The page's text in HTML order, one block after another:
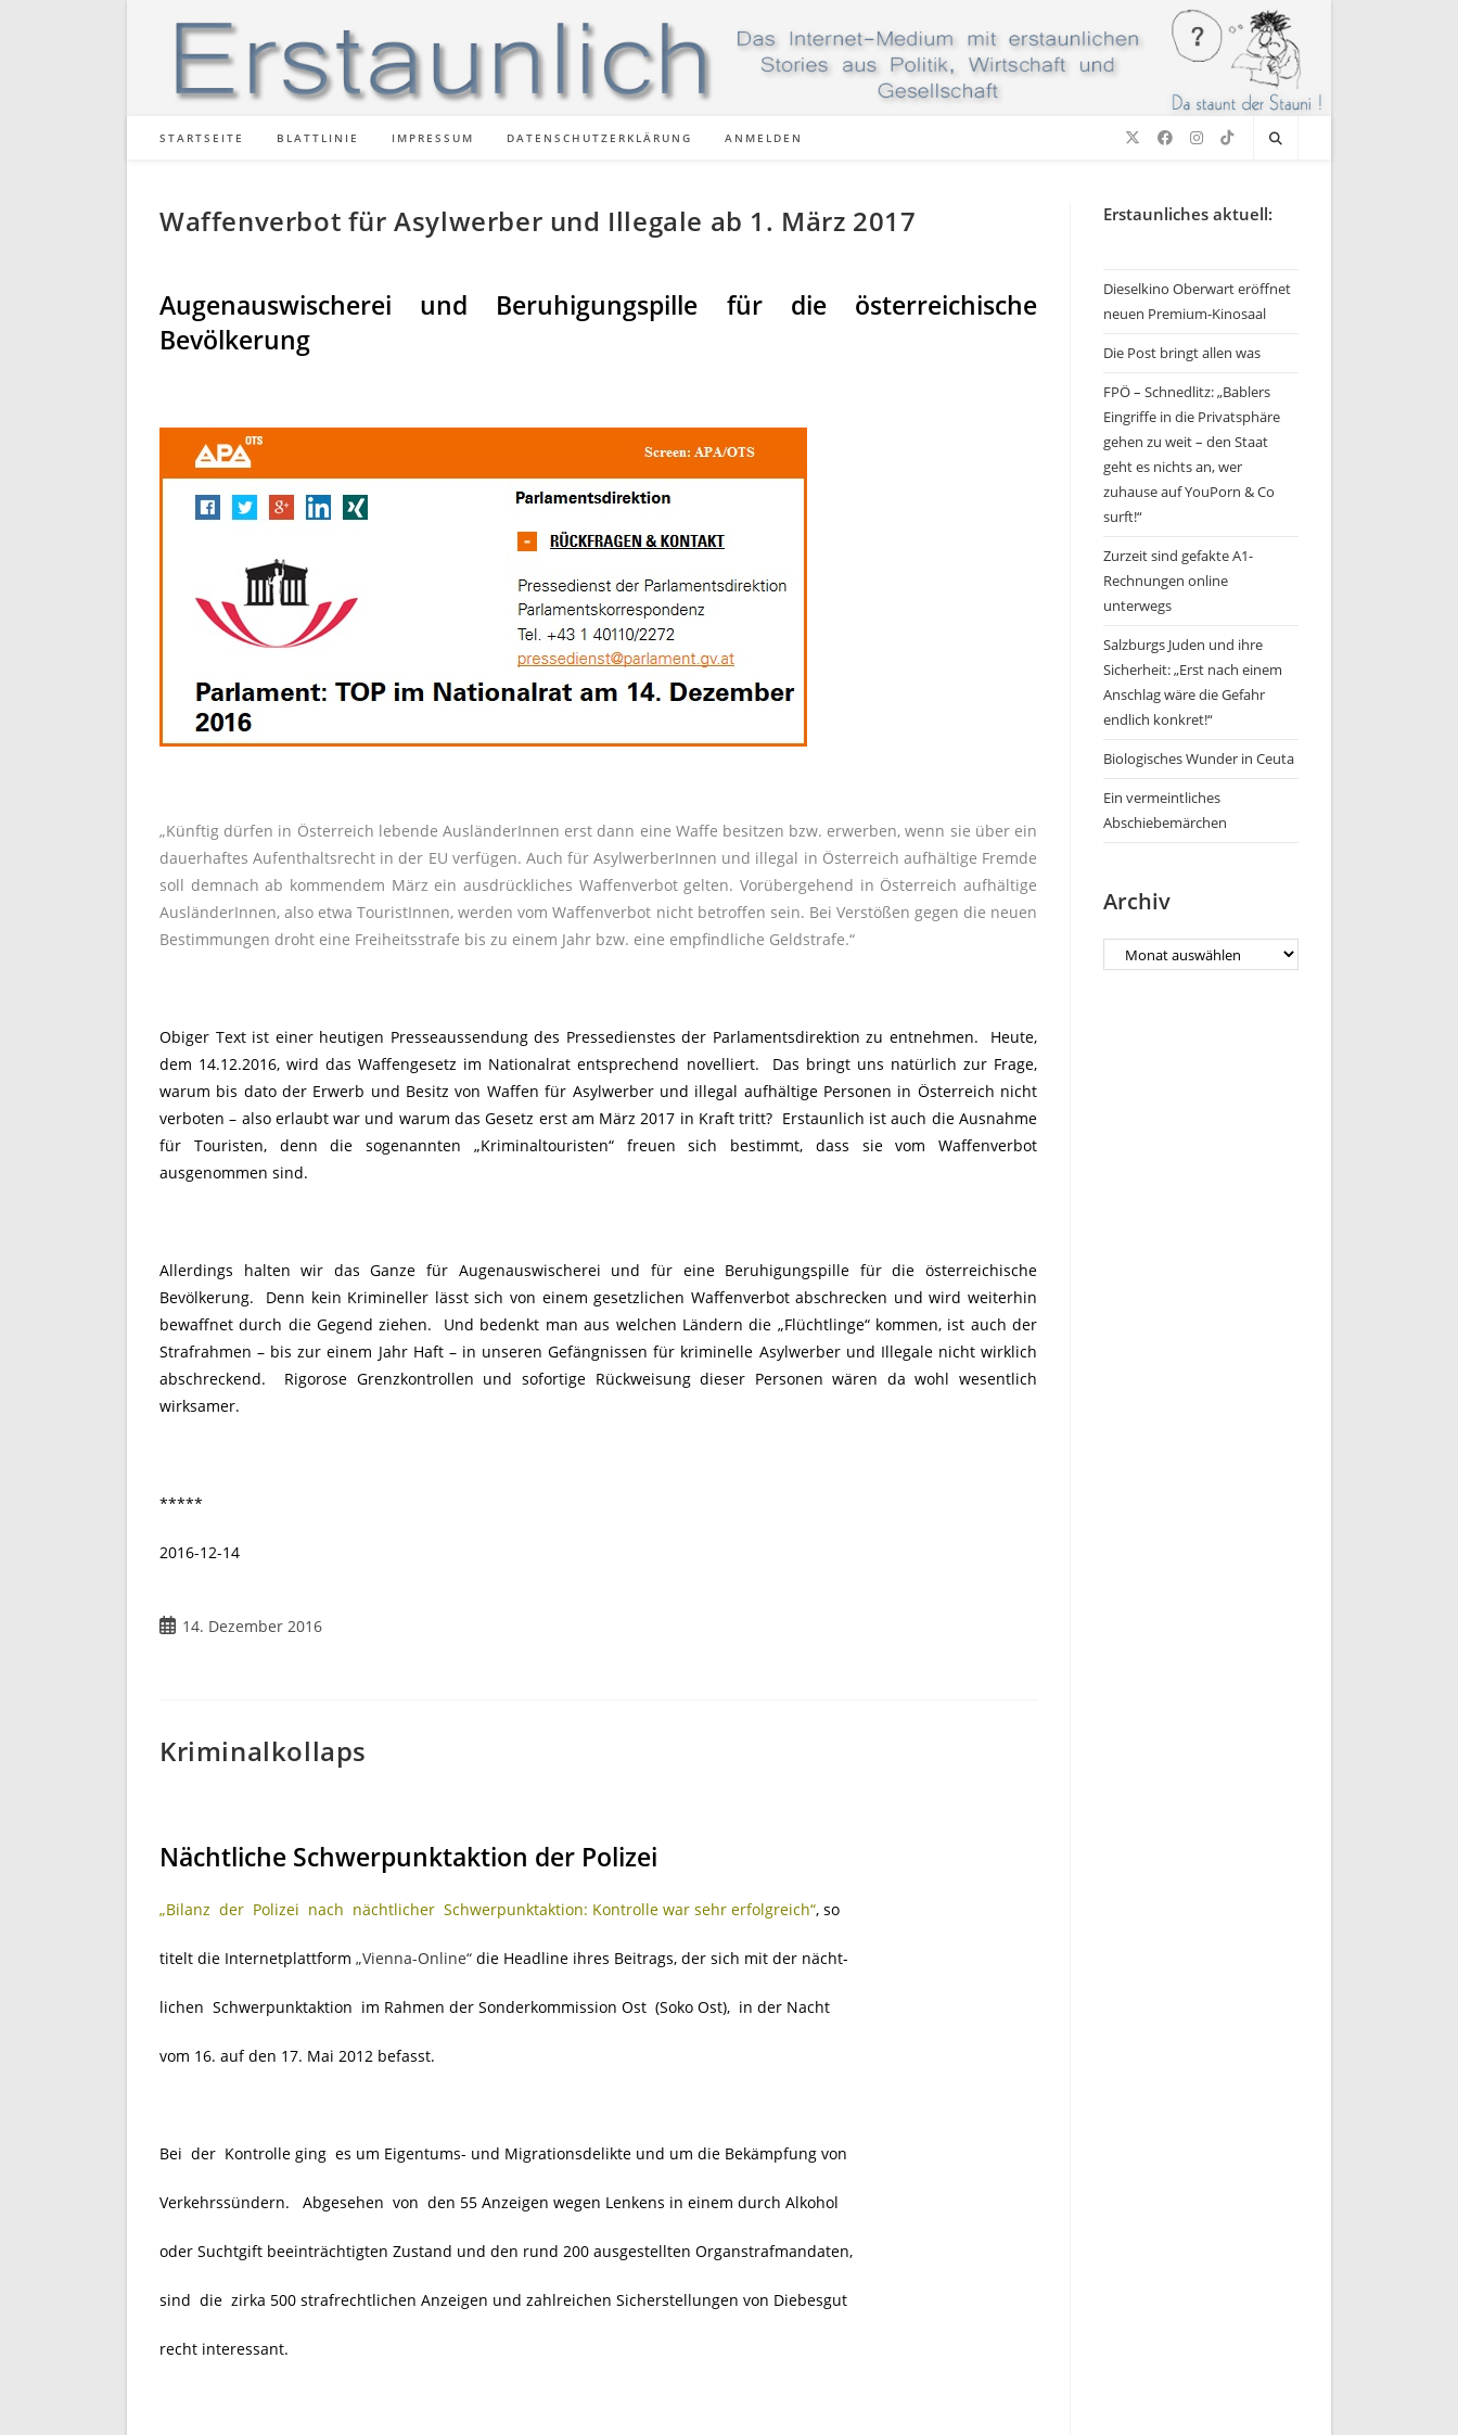
STARTSEITE BLATTLINIE IMPRESSUM DATENSCHUTZERKLÄRUNG ANMELDEN
Waffenverbot für Asylwerber und Illegale ab 1. März 2017
Augenauswischerei und Beruhigungspille für die österreichische
Bevölkerung
„Künftig dürfen in Österreich lebende AusländerInnen erst dann eine Waffe besitzen bzw. erwerben, wenn sie über ein
dauerhaftes Aufenthaltsrecht in der EU verfügen. Auch für AsylwerberInnen und illegal in Österreich aufhältige Fremde
soll demnach ab kommendem März ein ausdrückliches Waffenverbot gelten. Vorübergehend in Österreich aufhältige
AusländerInnen, also etwa TouristInnen, werden vom Waffenverbot nicht betroffen sein. Bei Verstößen gegen die neuen
Bestimmungen droht eine Freiheitsstrafe bis zu einem Jahr bzw. eine empfindliche Geldstrafe.“
Obiger Text ist einer heutigen Presseaussendung des Pressedienstes der Parlamentsdirektion zu entnehmen. Heute,
dem 14.12.2016, wird das Waffengesetz im Nationalrat entsprechend novelliert. Das bringt uns natürlich zur Frage,
warum bis dato der Erwerb und Besitz von Waffen für Asylwerber und illegal aufhältige Personen in Österreich nicht
verboten – also erlaubt war und warum das Gesetz erst am März 2017 in Kraft tritt? Erstaunlich ist auch die Ausnahme
für Touristen, denn die sogenannten „Kriminaltouristen“ freuen sich bestimmt, dass sie vom Waffenverbot
ausgenommen sind.
Allerdings halten wir das Ganze für Augenauswischerei und für eine Beruhigungspille für die österreichische
Bevölkerung. Denn kein Krimineller lässt sich von einem gesetzlichen Waffenverbot abschrecken und wird weiterhin
bewaffnet durch die Gegend ziehen. Und bedenkt man aus welchen Ländern die „Flüchtlinge“ kommen, ist auch der
Strafrahmen – bis zur einem Jahr Haft – in unseren Gefängnissen für kriminelle Asylwerber und Illegale nicht wirklich
abschreckend. Rigorose Grenzkontrollen und sofortige Rückweisung dieser Personen wären da wohl wesentlich
wirksamer.
*****
2016-12-14
Beitrag14. Dezember 2016
Kriminalkollaps
Nächtliche Schwerpunktaktion der Polizei
„Bilanz der Polizei nach nächtlicher Schwerpunktaktion: Kontrolle war sehr erfolgreich“, so
titelt die Internetplattform „Vienna-Online“ die Headline ihres Beitrags, der sich mit der nächt-
lichen Schwerpunktaktion im Rahmen der Sonderkommission Ost (Soko Ost), in der Nacht
vom 16. auf den 17. Mai 2012 befasst.
Bei der Kontrolle ging es um Eigentums- und Migrationsdelikte und um die Bekämpfung von
Verkehrssündern. Abgesehen von den 55 Anzeigen wegen Lenkens in einem durch Alkohol
oder Suchtgift beeinträchtigten Zustand und den rund 200 ausgestellten Organstrafmandaten,
sind die zirka 500 strafrechtlichen Anzeigen und zahlreichen Sicherstellungen von Diebesgut
recht interessant.
Erstaunliches aktuell:
Dieselkino Oberwart eröffnet
neuen Premium-Kinosaal
Die Post bringt allen was
FPÖ – Schnedlitz: „Bablers
Eingriffe in die Privatsphäre
gehen zu weit – den Staat
geht es nichts an, wer
zuhause auf YouPorn & Co
surft!“
Zurzeit sind gefakte A1-
Rechnungen online
unterwegs
Salzburgs Juden und ihre
Sicherheit: „Erst nach einem
Anschlag wäre die Gefahr
endlich konkret!“
Biologisches Wunder in Ceuta
Ein vermeintliches
Abschiebemärchen
Archiv
Archiv